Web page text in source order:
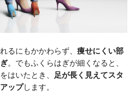
るにもかかわらず、 痩せにくい部
。でもふくらはぎが細くなると、
はいたとき、
足が長く見えてスタ
ップします。